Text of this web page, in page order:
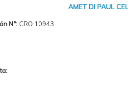
AMET DI PAUL
N°: CRO:10943